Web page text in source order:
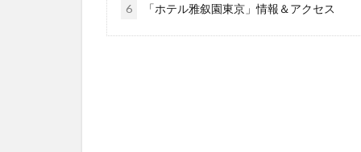
6 「ホテル雅叙園東京」情報＆アクセス